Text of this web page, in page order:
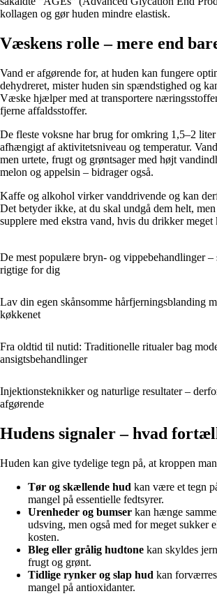
kollagen og gør huden mindre elastisk.
Væskens rolle – mere end
Vand er afgørende for, at huden kan fungere
dehydreret, mister huden sin spændstighed og
Væske hjælper med at transportere
fjerne affaldsstoffer.
De fleste voksne har brug for omkring 1,5–2
afhængigt af aktivitetsniveau og temperatur.
men urtete, frugt og grøntsager med højt
melon og appelsin – bidrager også.
Kaffe og alkohol virker vanddrivende og kan
Det betyder ikke, at du skal undgå dem helt,
supplere med ekstra vand, hvis du drikker
De mest populære bryn- og vippebehandlinger –
rigtige for dig
Lav din egen skånsomme hårfjerningsblanding
køkkenet
Fra oldtid til nutid: Traditionelle ritualer bag
ansigtsbehandlinger
Injektionsteknikker og naturlige resultater –
afgørende
Hudens signaler – hvad
Huden kan give tydelige tegn på, at kroppen
Tør og skællende hud kan være et tegn
mangel på essentielle fedtsyrer.
Urenheder og bumser kan hænge
udsving, men også med for meget sukker
kosten.
Bleg eller grålig hudtone kan skyldes
frugt og grønt.
Tidlige rynker og slap hud kan
mangel på antioxidanter.